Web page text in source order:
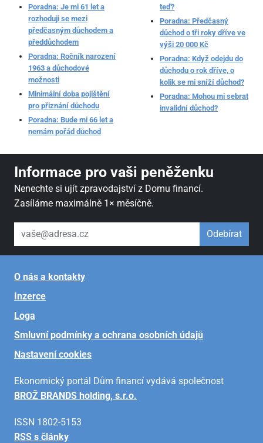
Poradna: Je mi 61 let a
rozhoduji se mezi
předčasným důchodem a
předdůchodem
Poradna: Ročník narození
1963 a důchodové
možnosti
Minimální doba pojištění
pro přiznání důchodu
Poradna: Bude mi 66 let a
nemám pořád důchod
teď?
Poradna: Předčasný
důchod o tři roky dříve ve
výši 20 000 Kč
Poradna: Když odejdu do
důchodu o rok dříve, o
kolik se mi sníží důchod?
Poradna: Mohou mi sebrat
invalidní důchod?
Informace pro vaši peněženku
Nenechte si ujít zpravodajství z Domu financí.
Zasíláme maximálně 1× měsíčně.
váš email Odebírat
O nás a kontakty
Inzerce
Loga
Smluvní podmínky a ochrana osobních údajů
Nastavení cookies
Ekonomický portál Dům financí vydává společnost
BROŽ BRANDS holding, s.r.o.
ISSN 1802-5153
RSS s články